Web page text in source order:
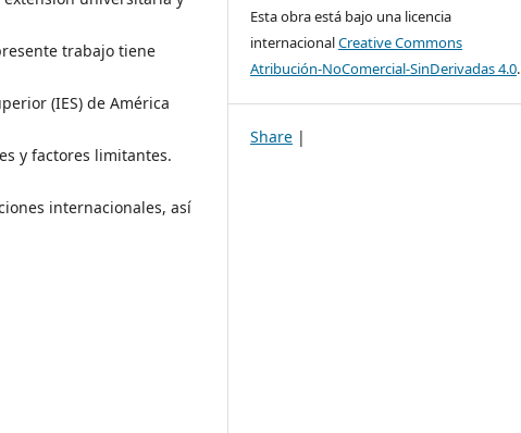
trabajo tiene
(IES) de América
y factores limitantes.
internacionales, así
Esta obra está bajo una licencia
internacionalCreative Commons
Atribución-NoComercial-SinDerivadas 4.0.
Share |